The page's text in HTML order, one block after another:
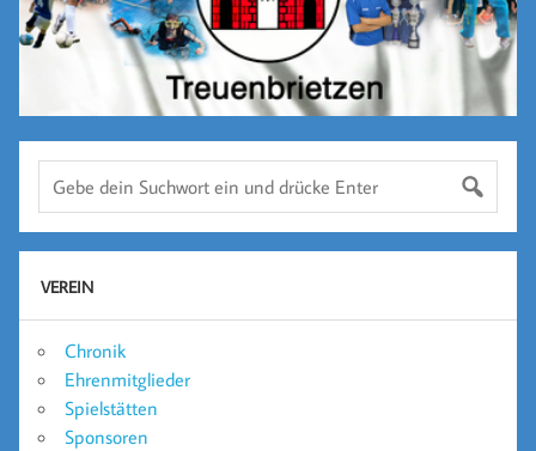
VEREIN
Chronik
Ehrenmitglieder
Spielstätten
Sponsoren